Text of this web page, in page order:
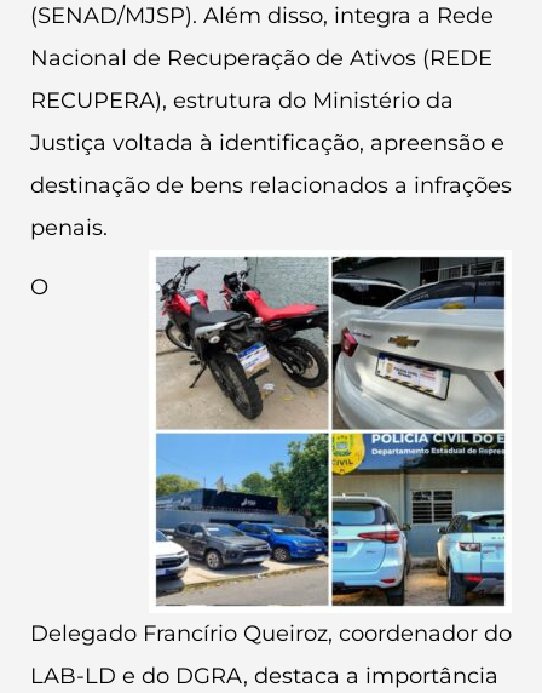
(SENAD/MJSP). Além disso, integra a Rede
Nacional de Recuperação de Ativos (REDE
RECUPERA), estrutura do Ministério da
Justiça voltada à identificação, apreensão e
destinação de bens relacionados a infrações
penais.
O
Delegado Francírio Queiroz, coordenador do
LAB-LD e do DGRA, destaca a importância